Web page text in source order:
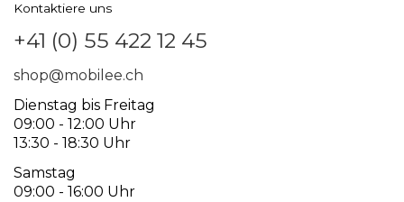
Kontaktiere uns
+41 (0) 55 422 12 45
shop@mobilee.ch
Dienstag bis Freitag
09:00 - 12:00 Uhr
13:30 - 18:30 Uhr
Samstag
09:00 - 16:00 Uhr